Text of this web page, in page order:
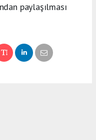
paylaşılması